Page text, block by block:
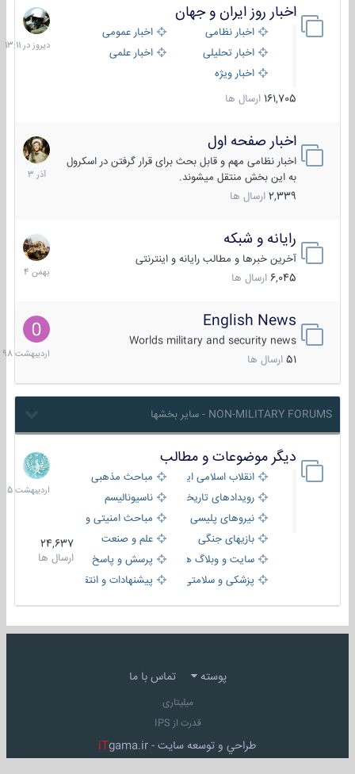
اخبار روز ایران و جهان
اخبار نظامی
اخبار عمومی
اخبار تحلیلی
اخبار علمی
اخبار ویژه
161,705 ارسال ها
دیروز
در
13:11
اخبار صفحه اول
اخبار نظامی مهم و قابل بحث برای قرار گرفتن در اسکرول
به این بخش منتقل میشوند.
2,339 ارسال ها
7
آذر
1403
رایانه و شبکه
آخرین خبرها و مطالب رایانه و اینترنتی
6,045 ارسال ها
30
بهمن
1404
English News
Worlds military and security news
51 ارسال ها
10
1398
NON-MILITARY FORUMS - سایر بخشها
دیگر موضوعات و مطالب
انقلاب اسلامی ایران
مباحث مذهبی
رویدادهای تاریخی و مذهبیناسیونالیسم
نیروهای پلیسی
مباحث امنیتی و اطلاعاتی
بازیهای جنگی
علم و صنعت
سایت و وبلاگ ها
پرسش و پاسخ
پزشکی و سلامتی
پیشنهادات و انتقادات
24,637
ارسال ها
8
1405
پوسته تماس با ما
میلیتاری
قدرت از IPS
طراحي و توسعه سايت - iTgama.ir